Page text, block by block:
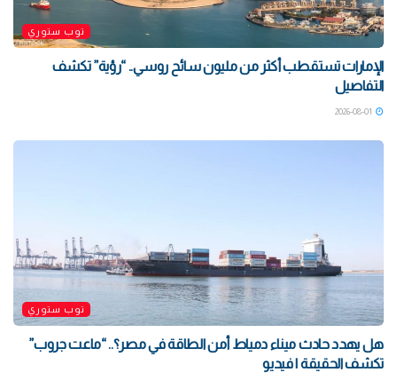
توب ستوري
الإمارات تستقطب أكثر من مليون سائح روسي.. “رؤية” تكشف
التفاصيل
2026-08-01
توب ستوري
هل يهدد حادث ميناء دمياط أمن الطاقة في مصر؟.. “ماعت جروب”
تكشف الحقيقة | فيديو